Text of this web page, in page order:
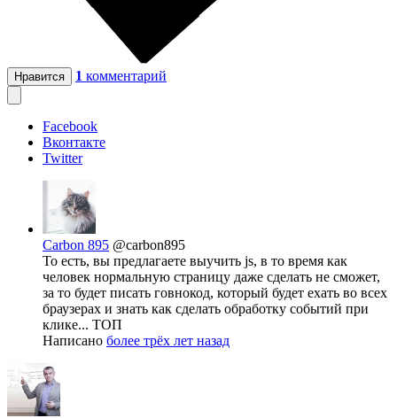
Нравится 1 комментарий
Facebook
Вконтакте
Twitter
Carbon 895 @carbon895
То есть, вы предлагаете выучить js, в то время как
человек нормальную страницу даже сделать не сможет,
за то будет писать говнокод, который будет ехать во всех
браузерах и знать как сделать обработку событий при
клике... ТОП
Написано более трёх лет назад